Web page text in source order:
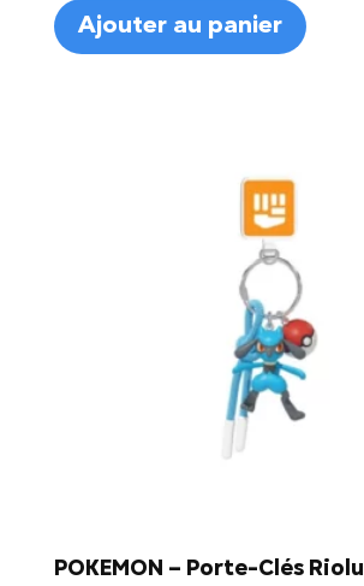
Ajouter au panier
POKEMON – Porte-Clés Riolu